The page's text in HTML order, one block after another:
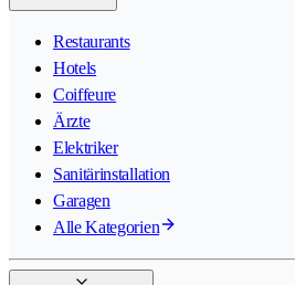
Restaurants
Hotels
Coiffeure
Ärzte
Elektriker
Sanitärinstallation
Garagen
Alle Kategorien